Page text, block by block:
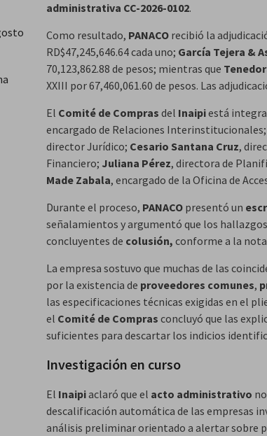
administrativa CC-2026-0102.
Como resultado, PANACO recibió la
RD$47,245,646.64 cada uno; García Tejera &
70,123,862.88 de pesos; mientras que
XXIII por 67,460,061.60 de pesos. Las
El Comité de Compras del Inaipiestá
encargado de Relaciones Interinstitucionales;
director Jurídico; Cesario Santana Cruz,
Financiero; Juliana Pérez, directora de
Made Zabala, encargado de la Oficina de
Durante el proceso, PANACO presentó un
señalamientos y argumentó que los
concluyentes de colusión, conforme a la nota
La empresa sostuvo que muchas de las
por la existencia de proveedores comunes,
las especificaciones técnicas exigidas en el
el Comité de Compras concluyó que las
suficientes para descartar los indicios
Investigación en curso
El Inaipiaclaró que el acto administrativo
descalificación automática de las empresas
análisis preliminar orientado a alertar sobre